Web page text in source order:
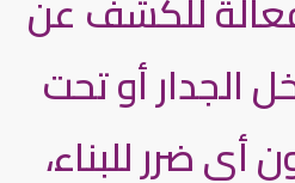
الجدار أو تحت
أي ضرر للبناء،